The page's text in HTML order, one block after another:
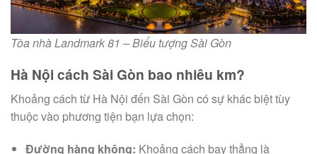
Tòa nhà Landmark 81 – Biểu tượng Sài Gòn
Hà Nội cách Sài Gòn bao nhiêu km?
Khoảng cách từ Hà Nội đến Sài Gòn có sự khác biệt tùy
thuộc vào phương tiện bạn lựa chọn:
Đường hàng không: Khoảng cách bay thẳng là